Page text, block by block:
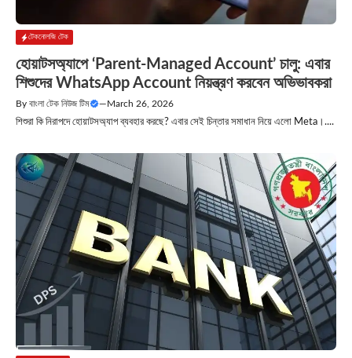
টেকনোলজি টেক
হোয়াটসঅ্যাপে ‘Parent-Managed Account’ চালু: এবার
শিশুদের WhatsApp Account নিয়ন্ত্রণ করবেন অভিভাবকরা
By বাংলা টেক নিউজ টিম —March 26, 2026
শিশুরা কি নিরাপদে হোয়াটসঅ্যাপ ব্যবহার করছে? এবার সেই চিন্তার সমাধান নিয়ে এলো Meta।....